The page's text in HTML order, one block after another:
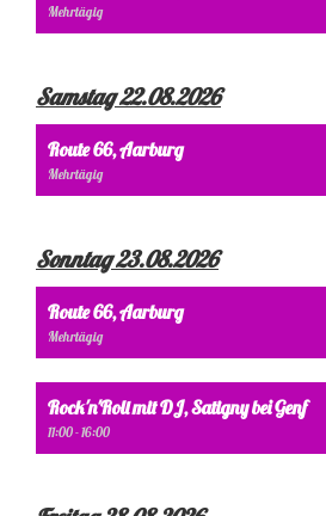
Mehrtägig
Samstag 22.08.2026
Route 66, Aarburg
Mehrtägig
Sonntag 23.08.2026
Route 66, Aarburg
Mehrtägig
Rock'n'Roll mit DJ, Satigny bei Genf
11:00 - 16:00